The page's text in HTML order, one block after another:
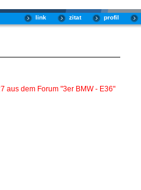
profil
zitat
link
aus dem Forum "3er BMW - E36"